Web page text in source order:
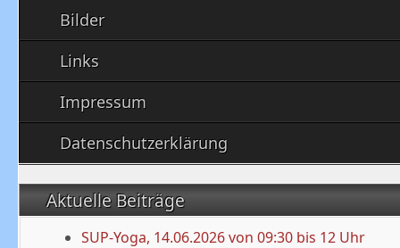
Bilder
Links
Impressum
Datenschutzerklärung
Aktuelle Beiträge
SUP-Yoga, 14.06.2026 von 09:30 bis 12 Uhr